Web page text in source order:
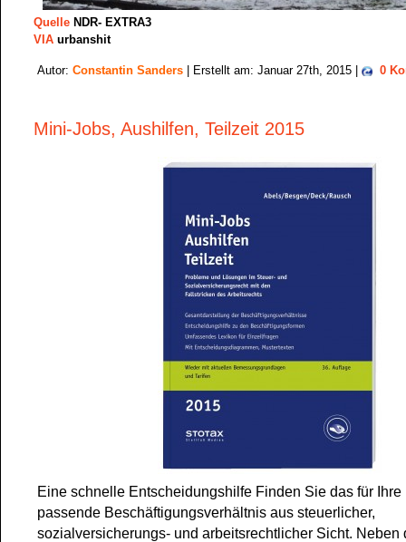
Quelle NDR- EXTRA3
VIA urbanshit
Autor: Constantin Sanders | Erstellt am: Januar 27th, 2015 | 0
Mini-Jobs, Aushilfen, Teilzeit 2015
Eine schnelle Entscheidungshilfe Finden Sie das für Ihre
passende Beschäftigungsverhältnis aus steuerlicher,
sozialversicherungs- und arbeitsrechtlicher Sicht. Neben